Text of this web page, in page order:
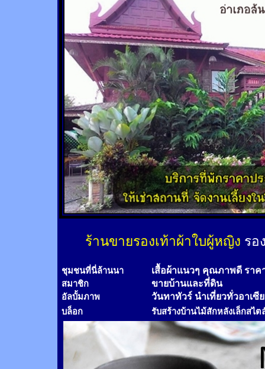
ร้านขายรองเท้าผ้าใบผู้หญิง รอ
ชุมชนที่นี่ล้านนา เสื้อผ้าแนวๆ คุณภาพดี ราค
สมาชิก ขายบ้านและที่ดิน
อัลบั้มภาพ วันทาทัวร์ นำเที่ยวทั่วอาเซี
บล็อก รับสร้างบ้านไม้สักหลังเล็กสไต